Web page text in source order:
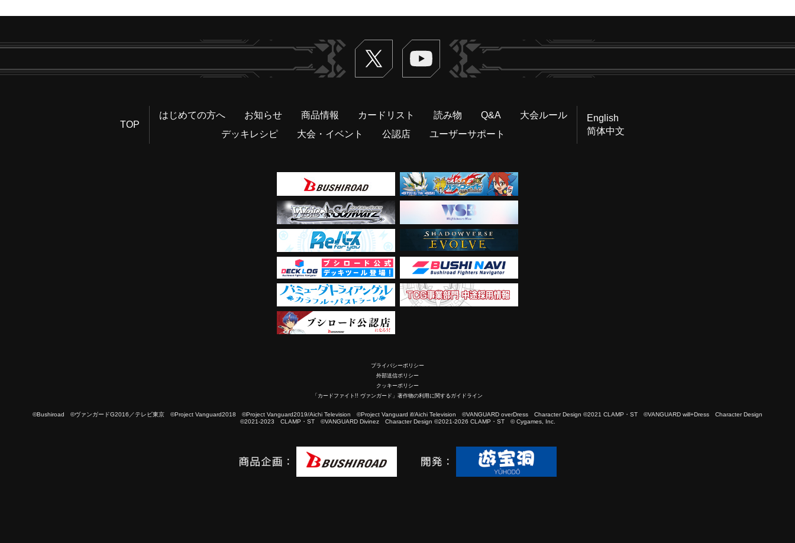
Twitter ヴァンガードch
TOP
はじめての方へ お知らせ 商品情報 カードリスト 読み物 Q&A
大会ルール
デッキレシピ
大会・イベント 公認店 ユーザーサポート
English
简体中文
プライバシーポリシー
外部送信ポリシー
クッキーポリシー
「カードファイト!! ヴァンガード」著作物の利用に関するガイドライン
©Bushiroad ©ヴァンガードG2016／テレビ東京 ©Project Vanguard2018 ©Project Vanguard2019/Aichi Television ©Project Vanguard if/Aichi Television ©VANGUARD overDress Character Design ©2021 CLAMP・ST ©VANGUARD will+Dress Character Design
©2021-2023 CLAMP・ST ©VANGUARD Divinez Character Design ©2021-2026 CLAMP・ST © Cygames, Inc.